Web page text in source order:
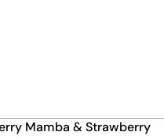
Mamba & Strawberry